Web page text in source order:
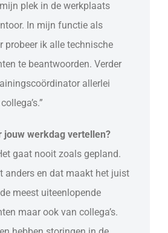
plek in de werkplaats
In mijn functie als
probeer ik alle technische
te beantwoorden. Verder
allerlei
jouw werkdag vertellen?
gaat nooit zoals gepland.
anders en dat maakt het juist
meest uiteenlopende
maar ook van collega’s.